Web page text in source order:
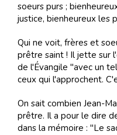
soeurs purs ;
justice, bienheureux les
Qui ne voit, frères et
prêtre saint ! Il jette sur
de l'Évangile "avec un
ceux qui l'approchent.
On sait combien Jean-
prêtre. Il a pour le dire
dans la mémoire : "Le